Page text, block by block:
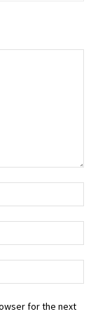
for the next